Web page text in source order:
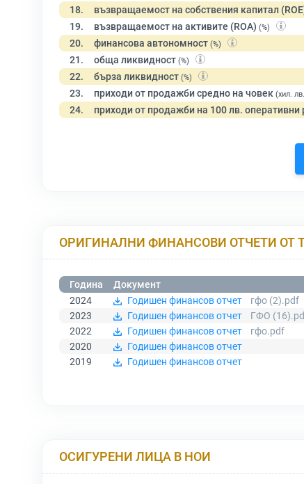
18. възвращаемост на собствения капитал
19. възвращаемост на активите (ROA) (%)
20. финансова автономност (%)
21. обща ликвидност (%)
22. бърза ликвидност (%)
23. приходи от продажби средно на човек (хил.
24. приходи от продажби на 100 лв. оперативни
ОРИГИНАЛНИ ФИНАНСОВИ ОТЧЕТИ ОТ
Година
Документ
2024
Годишен финансов отчет
гфо (2).pdf
2023
Годишен финансов отчет
ГФО
2022
Годишен финансов отчет
гфо.pdf
2020
Годишен финансов отчет
2019
Годишен финансов отчет
ОСИГУРЕНИ ЛИЦА В НОИ